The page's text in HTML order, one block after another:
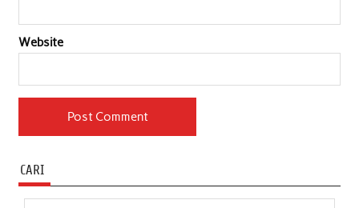
Website
CARI